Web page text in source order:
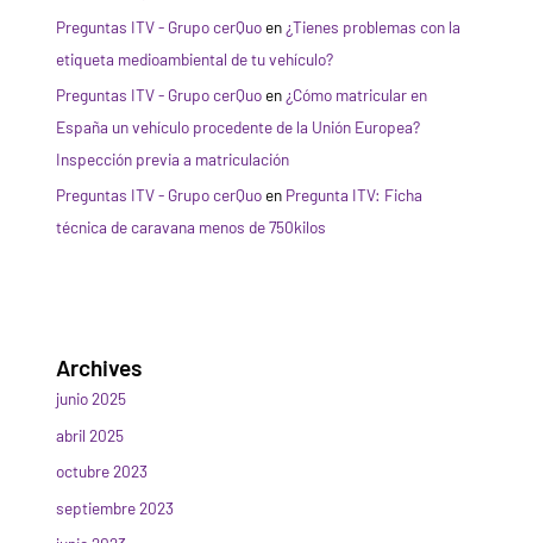
Preguntas ITV - Grupo cerQuoen ¿Tienes problemas con la
etiqueta medioambiental de tu vehículo?
Preguntas ITV - Grupo cerQuoen ¿Cómo matricular en
España un vehículo procedente de la Unión Europea?
Inspección previa a matriculación
Preguntas ITV - Grupo cerQuoen Pregunta ITV: Ficha
técnica de caravana menos de 750kilos
Archives
junio 2025
abril 2025
octubre 2023
septiembre 2023